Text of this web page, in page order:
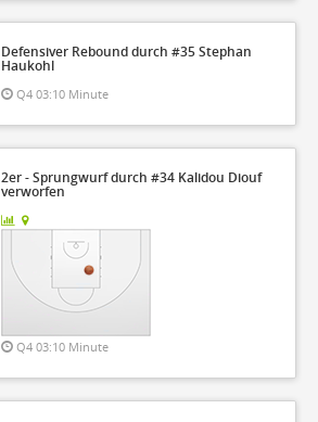
Defensiver Rebound durch #35 Stephan
Haukohl
Q4 03:10 Minute
2er - Sprungwurf durch #34 Kalidou Diouf
verworfen
Q4 03:10 Minute